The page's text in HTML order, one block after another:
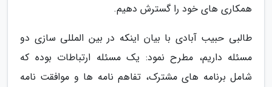
همکاری های خود را گسترش دهیم.
طالبی حبیب آبادی با بیان اینکه در بین المللی سازی دو
مسئله داریم، مطرح نمود: یک مسئله ارتباطات بوده که
شامل برنامه های مشترک، تفاهم نامه ها و موافقت نامه